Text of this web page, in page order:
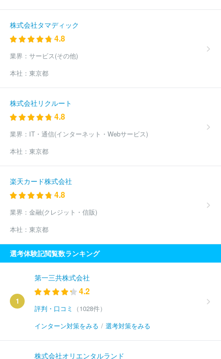
株式会社タマディック
4.8
業界： サービス(その他)
本社： 東京都
株式会社リクルート
4.8
業界： IT・通信(インターネット・Webサービス)
本社： 東京都
楽天カード株式会社
4.8
業界： 金融(クレジット・信販)
本社： 東京都
選考体験記閲覧数ランキング
1
第一三共株式会社
4.2
評判・口コミ
（1028件）
インターン対策をみる / 選考対策をみる
株式会社オリエンタルランド